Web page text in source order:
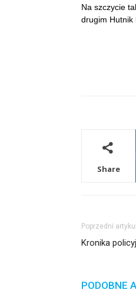
Na szczycie
drugim Hutnik
Share
Poprzedni
Kronika
PODOBNE